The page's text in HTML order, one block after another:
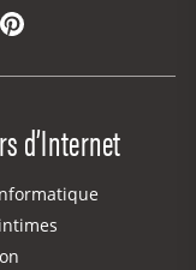
Pinterest
d’Internet